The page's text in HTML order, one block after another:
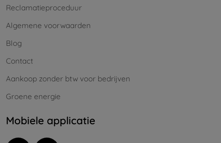
Reclamatieproceduur
Algemene voorwaarden
Blog
Contact
Aankoop zonder btw voor bedrijven
Groene energie
Mobiele applicatie